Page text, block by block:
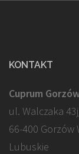
KONTAKT
Cuprum
ul. Walczaka
66-400 Gorzów
Lubuskie